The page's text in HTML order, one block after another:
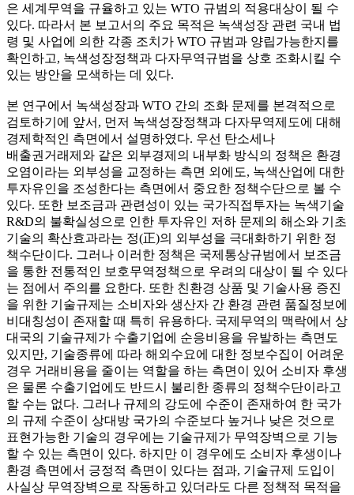
은 세계무역을 규율하고 있는 WTO 규범의 적용대상이 될 수
있다. 따라서 본 보고서의 주요 목적은 녹색성장 관련 국내 법
령 및 사업에 의한 각종 조치가 WTO 규범과 양립가능한지를
확인하고, 녹색성장정책과 다자무역규범을 상호 조화시킬 수
있는 방안을 모색하는 데 있다.
본 연구에서 녹색성장과 WTO 간의 조화 문제를 본격적으로
검토하기에 앞서, 먼저 녹색성장정책과 다자무역제도에 대해
경제학적인 측면에서 설명하였다. 우선 탄소세나
배출권거래제와 같은 외부경제의 내부화 방식의 정책은 환경
오염이라는 외부성을 교정하는 측면 외에도, 녹색산업에 대한
투자유인을 조성한다는 측면에서 중요한 정책수단으로 볼 수
있다. 또한 보조금과 관련성이 있는 국가직접투자는 녹색기술
R&D의 불확실성으로 인한 투자유인 저하 문제의 해소와 기초
기술의 확산효과라는 정(正)의 외부성을 극대화하기 위한 정
책수단이다. 그러나 이러한 정책은 국제통상규범에서 보조금
을 통한 전통적인 보호무역정책으로 우려의 대상이 될 수 있다
는 점에서 주의를 요한다. 또한 친환경 상품 및 기술사용 증진
을 위한 기술규제는 소비자와 생산자 간 환경 관련 품질정보에
비대칭성이 존재할 때 특히 유용하다. 국제무역의 맥락에서 상
대국의 기술규제가 수출기업에 순응비용을 유발하는 측면도
있지만, 기술종류에 따라 해외수요에 대한 정보수집이 어려운
경우 거래비용을 줄이는 역할을 하는 측면이 있어 소비자 후생
은 물론 수출기업에도 반드시 불리한 종류의 정책수단이라고
할 수는 없다. 그러나 규제의 강도에 수준이 존재하여 한 국가
의 규제 수준이 상대방 국가의 수준보다 높거나 낮은 것으로
표현가능한 기술의 경우에는 기술규제가 무역장벽으로 기능
할 수 있는 측면이 있다. 하지만 이 경우에도 소비자 후생이나
환경 측면에서 긍정적 측면이 있다는 점과, 기술규제 도입이
사실상 무역장벽으로 작동하고 있더라도 다른 정책적 목적을